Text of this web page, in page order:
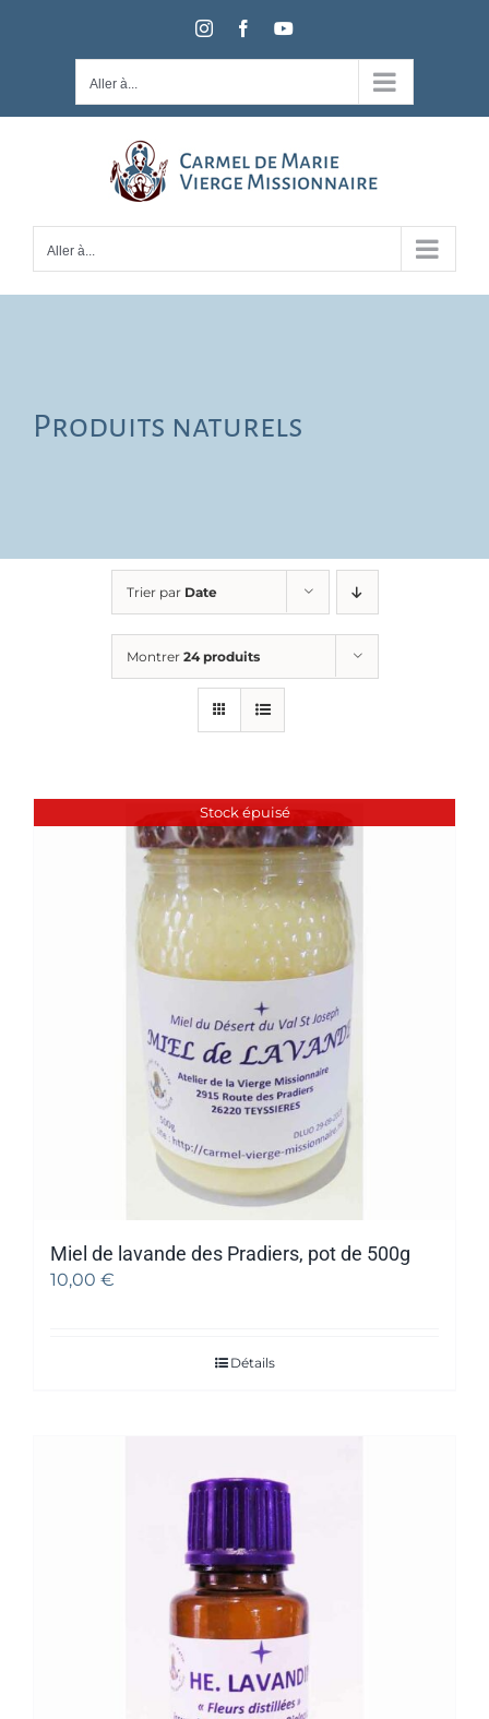
InstagramFacebookYouTube
Aller à...
Aller à...
Produits naturels
Trier par Date
Montrer 24 produits
Stock épuisé
Miel de lavande des Pradiers, pot de 500g
10,00 €
Détails